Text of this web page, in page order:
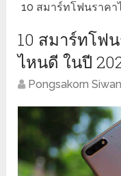
10 สมาร์ทโฟนราคา
10 สมาร์ทโฟ
ไหนดี ในปี
Pongsakorn